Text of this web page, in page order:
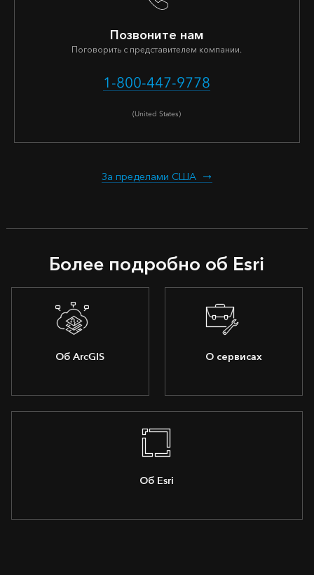
Позвоните нам
Поговорить с представителем компании.
1-800-447-9778
(United States)
За пределами США
Более подробно об Esri
Об ArcGIS О сервисах
Об Esri